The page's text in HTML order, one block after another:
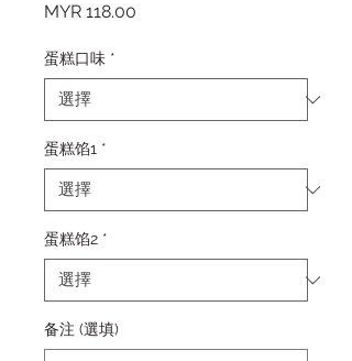
MYR 118.00
蛋糕口味 *
蛋糕馅1 *
蛋糕馅2 *
备注 (選填)